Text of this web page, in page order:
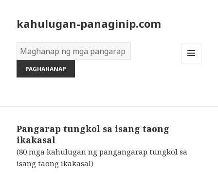
kahulugan-panaginip.com
Diksyon
ng
Mga
Pangarap tungkol sa isang taong
ikakasal
(80 mga kahulugan ng pangangarap tungkol sa
isang taong ikakasal)